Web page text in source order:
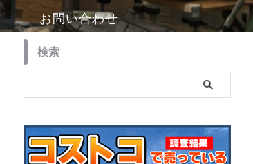
お問い合わせ
検索